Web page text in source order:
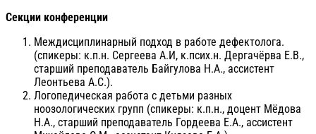
Секции конференции
Междисциплинарный подход в работе дефектолога.
(спикеры: к.п.н. Сергеева А.И, к.псих.н. Дергачёрва Е.В.,
старший преподаватель Байгулова Н.А., ассистент
Леонтьева А.С.).
Логопедическая работа с детьми разных
ноозологических групп (спикеры: к.п.н., доцент Мёдова
Н.А., старший преподаватель Гордеева Е.А., ассистент